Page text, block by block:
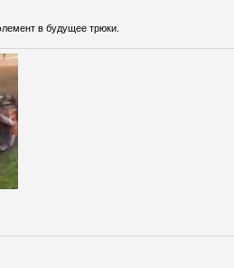
в будущее трюки.